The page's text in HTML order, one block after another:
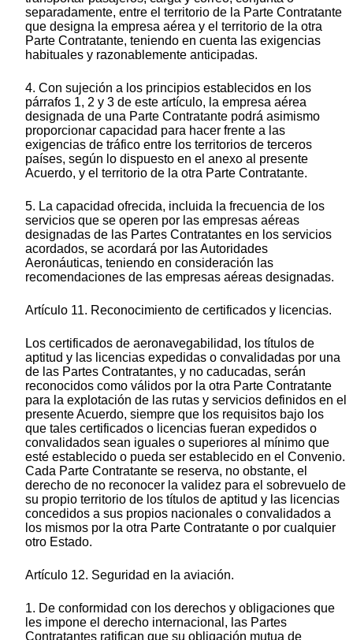
separadamente, entre el territorio de la Parte Contratante
que designa la empresa aérea y el territorio de la otra
Parte Contratante, teniendo en cuenta las exigencias
habituales y razonablemente anticipadas.
4. Con sujeción a los principios establecidos en los
párrafos 1, 2 y 3 de este artículo, la empresa aérea
designada de una Parte Contratante podrá asimismo
proporcionar capacidad para hacer frente a las
exigencias de tráfico entre los territorios de terceros
países, según lo dispuesto en el anexo al presente
Acuerdo, y el territorio de la otra Parte Contratante.
5. La capacidad ofrecida, incluida la frecuencia de los
servicios que se operen por las empresas aéreas
designadas de las Partes Contratantes en los servicios
acordados, se acordará por las Autoridades
Aeronáuticas, teniendo en consideración las
recomendaciones de las empresas aéreas designadas.
Artículo 11. Reconocimiento de certificados y licencias.
Los certificados de aeronavegabilidad, los títulos de
aptitud y las licencias expedidas o convalidadas por una
de las Partes Contratantes, y no caducadas, serán
reconocidos como válidos por la otra Parte Contratante
para la explotación de las rutas y servicios definidos en el
presente Acuerdo, siempre que los requisitos bajo los
que tales certificados o licencias fueran expedidos o
convalidados sean iguales o superiores al mínimo que
esté establecido o pueda ser establecido en el Convenio.
Cada Parte Contratante se reserva, no obstante, el
derecho de no reconocer la validez para el sobrevuelo de
su propio territorio de los títulos de aptitud y las licencias
concedidos a sus propios nacionales o convalidados a
los mismos por la otra Parte Contratante o por cualquier
otro Estado.
Artículo 12. Seguridad en la aviación.
1. De conformidad con los derechos y obligaciones que
les impone el derecho internacional, las Partes
Contratantes ratifican que su obligación mutua de